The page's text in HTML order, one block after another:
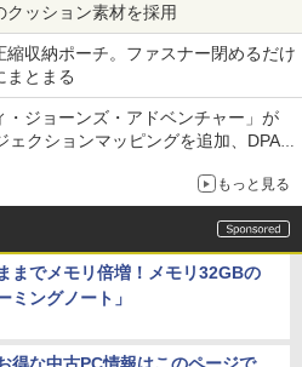
ッション素材を採用
収納ポーチ。ファスナー閉めるだけ
まとまる
ジョーンズ・アドベンチャー」が
ェクションマッピングを追加、DPA
もっと見る
までメモリ倍増！メモリ32GBの
ミングノート」
得な中古PC情報はこのページで